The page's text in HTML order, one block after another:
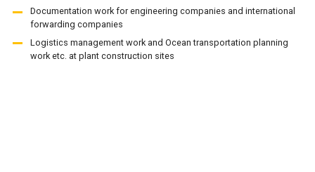
Documentation work for engineering companies and international
forwarding companies
Logistics management work and Ocean transportation planning
work etc. at plant construction sites